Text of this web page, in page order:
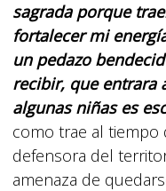
sagrada porque
fortalecer mi
un pedazo
recibir, que entrara
algunas niñas es
como trae al tiempo
defensora del
amenaza de